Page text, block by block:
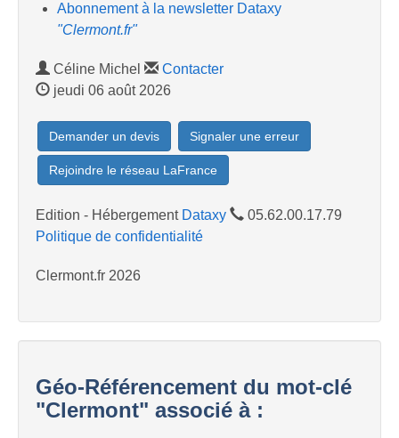
Abonnement à la newsletter Dataxy
"Clermont.fr"
Céline Michel
Contacter
jeudi 06 août 2026
Demander un devis Signaler une erreur
Rejoindre le réseau LaFrance
Edition - Hébergement Dataxy
05.62.00.17.79
Politique de confidentialité
Clermont.fr 2026
Géo-Référencement du mot-clé
"Clermont" associé à :